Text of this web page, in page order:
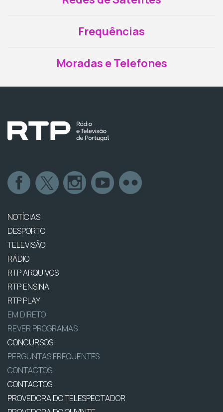
Frequências
Moradas e Telefones
NOTÍCIAS
DESPORTO
TELEVISÃO
RÁDIO
RTP ARQUIVOS
RTP ENSINA
RTP PLAY
EM DIRETO
REVER PROGRAMAS
CONCURSOS
PERGUNTAS FREQUENTES
CONTACTOS
CONTACTOS
PROVEDORA DO TELESPECTADOR